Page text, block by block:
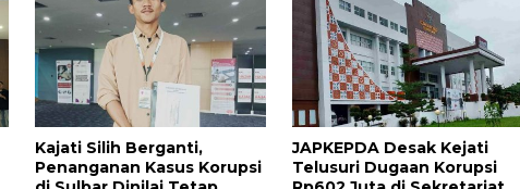
Kajati Silih Berganti,
Penanganan Kasus Korupsi
JAPKEPDA Desak Kejati
Telusuri Dugaan Korupsi